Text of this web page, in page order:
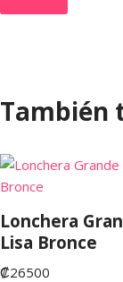
También
Lonchera
Lisa Bronce
₡26500